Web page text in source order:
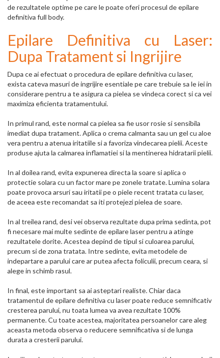
de rezultatele optime pe care le poate oferi procesul de epilare
definitiva full body.
Epilare Definitiva cu Laser:
Dupa Tratament si Ingrijire
Dupa ce ai efectuat o procedura de epilare definitiva cu laser,
exista cateva masuri de ingrijire esentiale pe care trebuie sa le iei in
considerare pentru a te asigura ca pielea se vindeca corect si ca vei
maximiza eficienta tratamentului.
In primul rand, este normal ca pielea sa fie usor rosie si sensibila
imediat dupa tratament. Aplica o crema calmanta sau un gel cu aloe
vera pentru a atenua iritatiile si a favoriza vindecarea pielii. Aceste
produse ajuta la calmarea inflamatiei si la mentinerea hidratarii pielii.
In al doilea rand, evita expunerea directa la soare si aplica o
protectie solara cu un factor mare pe zonele tratate. Lumina solara
poate provoca arsuri sau iritatii pe o piele recent tratata cu laser,
de aceea este recomandat sa iti protejezi pielea de soare.
In al treilea rand, desi vei observa rezultate dupa prima sedinta, pot
fi necesare mai multe sedinte de epilare laser pentru a atinge
rezultatele dorite. Acestea depind de tipul si culoarea parului,
precum si de zona tratata. Intre sedinte, evita metodele de
indepartare a parului care ar putea afecta foliculii, precum ceara, si
alege in schimb rasul.
In final, este important sa ai asteptari realiste. Chiar daca
tratamentul de epilare definitiva cu laser poate reduce semnificativ
cresterea parului, nu toata lumea va avea rezultate 100%
permanente. Cu toate acestea, majoritatea persoanelor care aleg
aceasta metoda observa o reducere semnificativa si de lunga
durata a cresterii parului.